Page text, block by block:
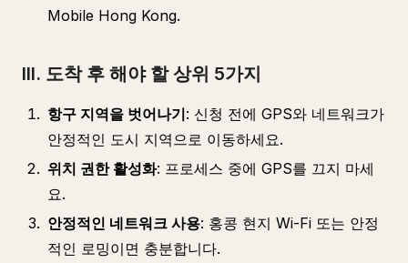
Mobile Hong Kong.
III. 도착 후 해야 할 상위 5가지
항구 지역을 벗어나기: 신청 전에 GPS와 네트워크가
안정적인 도시 지역으로 이동하세요.
위치 권한 활성화: 프로세스 중에 GPS를 끄지 마세
요.
안정적인 네트워크 사용: 홍콩 현지 Wi-Fi 또는 안정
적인 로밍이면 충분합니다.